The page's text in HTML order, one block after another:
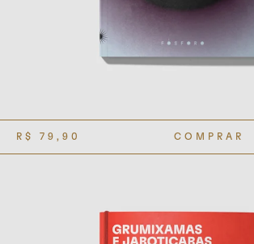
R$ 79,90 COMPRAR